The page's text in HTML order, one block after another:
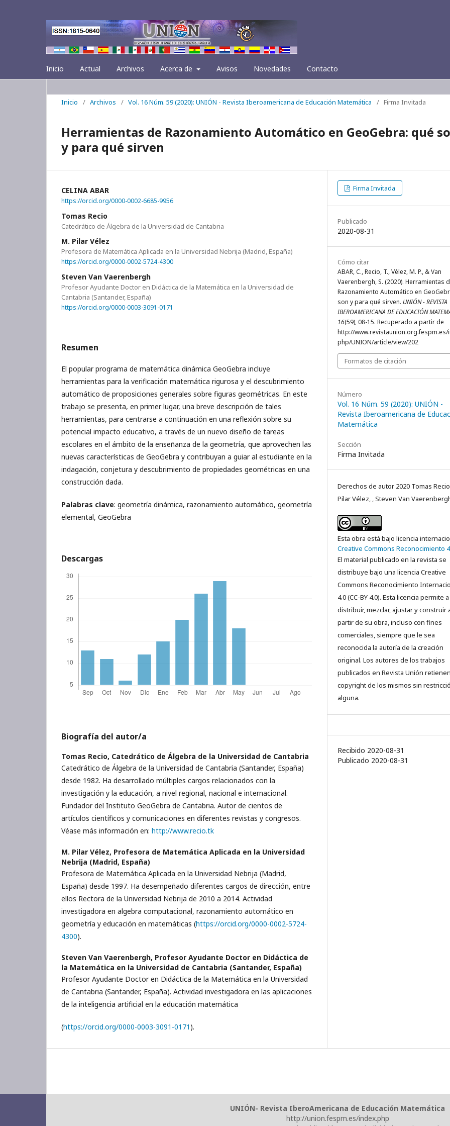
Inicio Actual Archivos Acerca de Avisos Novedades Contacto
Inicio / Archivos / Vol. 16 Núm. 59 (2020): UNIÓN - Revista Iberoamericana de Educación Matemática / Firma Invitada
Herramientas de Razonamiento Automático en GeoGebra: qué
y para qué sirven
CELINA ABAR
https://orcid.org/0000-0002-6685-9956
Tomas Recio
Catedrático de Álgebra de la Universidad de Cantabria
M. Pilar Vélez
Profesora de Matemática Aplicada en la Universidad Nebrija (Madrid, España)
https://orcid.org/0000-0002-5724-4300
Steven Van Vaerenbergh
Profesor Ayudante Doctor en Didáctica de la Matemática en la Universidad de
Cantabria (Santander, España)
https://orcid.org/0000-0003-3091-0171
Resumen
El popular programa de matemática dinámica GeoGebra incluye
herramientas para la verificación matemática rigurosa y el descubrimiento
automático de proposiciones generales sobre figuras geométricas. En este
trabajo se presenta, en primer lugar, una breve descripción de tales
herramientas, para centrarse a continuación en una reflexión sobre su
potencial impacto educativo, a través de un nuevo diseño de tareas
escolares en el ámbito de la enseñanza de la geometría, que aprovechen las
nuevas características de GeoGebra y contribuyan a guiar al estudiante en la
indagación, conjetura y descubrimiento de propiedades geométricas en una
construcción dada.
Palabras clave: geometría dinámica, razonamiento automático, geometría
elemental, GeoGebra
Descargas
Biografía del autor/a
Tomas Recio, Catedrático de Álgebra de la Universidad de Cantabria
Catedrático de Álgebra de la Universidad de Cantabria (Santander, España)
desde 1982. Ha desarrollado múltiples cargos relacionados con la
investigación y la educación, a nivel regional, nacional e internacional.
Fundador del Instituto GeoGebra de Cantabria. Autor de cientos de
artículos científicos y comunicaciones en diferentes revistas y congresos.
Véase más información en: http://www.recio.tk
M. Pilar Vélez, Profesora de Matemática Aplicada en la Universidad
Nebrija (Madrid, España)
Profesora de Matemática Aplicada en la Universidad Nebrija (Madrid,
España) desde 1997. Ha desempeñado diferentes cargos de dirección, entre
ellos Rectora de la Universidad Nebrija de 2010 a 2014. Actividad
investigadora en algebra computacional, razonamiento automático en
geometría y educación en matemáticas (https://orcid.org/0000-0002-5724-
4300).
Steven Van Vaerenbergh, Profesor Ayudante Doctor en Didáctica de
la Matemática en la Universidad de Cantabria (Santander, España)
Profesor Ayudante Doctor en Didáctica de la Matemática en la Universidad
de Cantabria (Santander, España). Actividad investigadora en las aplicaciones
de la inteligencia artificial en la educación matemática
(https://orcid.org/0000-0003-3091-0171 ).
Firma Invitada
Publicado
2020-08-31
Cómo citar
ABAR, C., Recio, T., Vélez, M. P., & Van
Vaerenbergh, S. (2020). Herramientas
Razonamiento Automático en
son y para qué sirven. UNIÓN - REVISTA
IBEROAMERICANA DE EDUCACIÓN
16(59), 08-15. Recuperado a partir de
http://www.revistaunion.org.fespm.es/
php/UNION/article/view/202
Formatos de citación
Número
Vol. 16 Núm. 59 (2020): UNIÓN -
Revista Iberoamericana de
Matemática
Sección
Firma Invitada
Derechos de autor 2020 Tomas
Pilar Vélez, , Steven Van
Esta obra está bajo licencia
Creative Commons Reconocimiento
El material publicado en la revista se
distribuye bajo una licencia Creative
Commons Reconocimiento
4.0 (CC-BY 4.0). Esta licencia permite
distribuir, mezclar, ajustar y construir
partir de su obra, incluso con fines
comerciales, siempre que le sea
reconocida la autoría de la creación
original. Los autores de los trabajos
publicados en Revista Unión
copyright de los mismos sin
alguna.
Recibido 2020-08-31
Publicado 2020-08-31
UNIÓN- Revista IberoAmericana de Educación Matemática
http://union.fespm.es/index.php